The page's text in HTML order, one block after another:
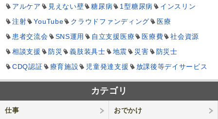
アルケア
見えない壁 糖尿病 1型糖尿病
インスリン
注射
YouTube クラウドファンディング
医療
患者交流会
SNS運用 自立支援医療 医療費
社会資源
相談支援
防災 義肢装具士 地震 災害
防災士
CDQ認証
療育施設 児童発達支援 放課後等デイサービス
カテゴリ
仕事 おでかけ